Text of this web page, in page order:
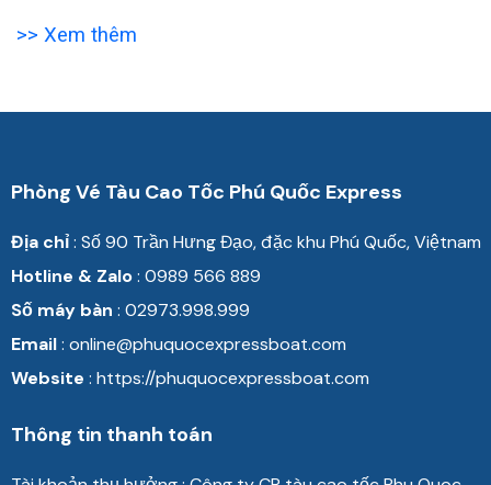
>> Xem thêm
Phòng Vé Tàu Cao Tốc Phú Quốc Express
Địa chỉ: Số 90 Trần Hưng Đạo, đặc khu Phú Quốc, Việtnam
Hotline & Zalo: 0989 566 889
Số máy bàn : 02973.998.999
Email: online@phuquocexpressboat.com
Website : https://phuquocexpressboat.com
Thông tin thanh toán